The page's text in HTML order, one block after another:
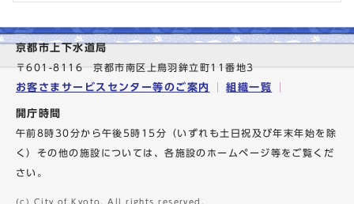
京都市上下水道局
〒601-8116 京都市南区上鳥羽鉾立町11番地3
お客さまサービスセンター等のご案内 組織一覧
開庁時間
午前8時30分から午後5時15分（いずれも土日祝及び年末年始を除
く）その他の施設については、各施設のホームページ等をご覧くだ
さい。
(c) City of Kyoto. All rights reserved.